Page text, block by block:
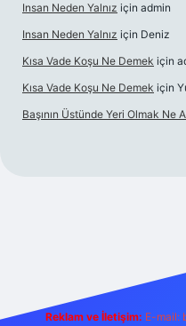
Insan Neden Yalnız için admin
Insan Neden Yalnız için Deniz
Kısa Vade Koşu Ne Demek için
Kısa Vade Koşu Ne Demek için
Başının Üstünde Yeri Olmak Ne
Reklam ve İletişim: E-mail: